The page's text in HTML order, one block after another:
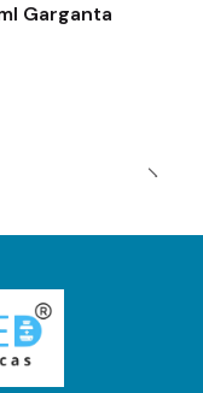
Garganta